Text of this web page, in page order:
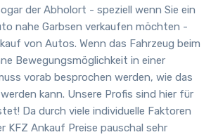
der Abholort - speziell wenn Sie ein
nahe Garbsen verkaufen möchten -
von Autos. Wenn das Fahrzeug beim
Bewegungsmöglichkeit in einer
vorab besprochen werden, wie das
kann. Unsere Profis sind hier für
Da durch viele individuelle Faktoren
KFZ Ankauf Preise pauschal sehr